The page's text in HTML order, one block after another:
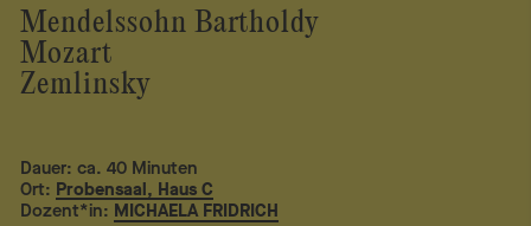
Mendelssohn Bartholdy
Mozart
Zemlinsky
Dauer: ca. 40 Minuten
Ort: Probensaal, Haus C
Dozent*in: MICHAELA FRIDRICH